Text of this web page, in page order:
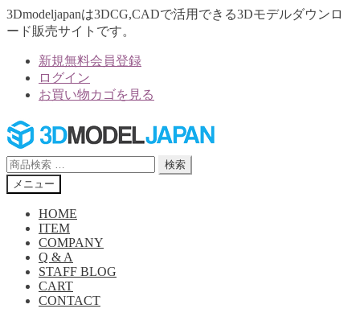
3Dmodeljapanは3DCG,CADで活用できる3Dモデルダウンロ
ード販売サイトです。
新規無料会員登録
ログイン
お買い物カゴを見る
ナ
ビ
ゲ
ー
シ
コ
ン
テ
ン
ツ
検
索
対
検索
メニュー
HOME
ITEM
COMPANY
Q & A
STAFF BLOG
CART
CONTACT